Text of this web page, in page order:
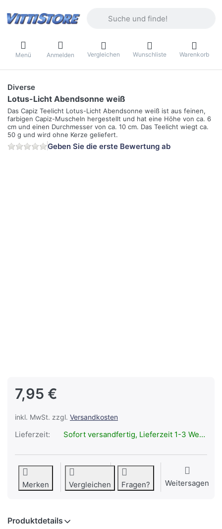
Menü Anmelden Vergleichen Wunschliste Warenkorb
Diverse
Lotus-Licht Abendsonne weiß
Das Capiz Teelicht Lotus-Licht Abendsonne weiß ist aus feinen,
farbigen Capiz-Muscheln hergestellt und hat eine Höhe von ca. 6
cm und einen Durchmesser von ca. 10 cm. Das Teelicht wiegt ca.
50 g und wird ohne Kerze geliefert.
Geben Sie die erste Bewertung ab
7,95 €
inkl. MwSt. zzgl. Versandkosten
Lieferzeit: Sofort versandfertig, Lieferzeit 1-3 Werktage.
Merken Vergleichen Fragen? Weitersagen
Produktdetails